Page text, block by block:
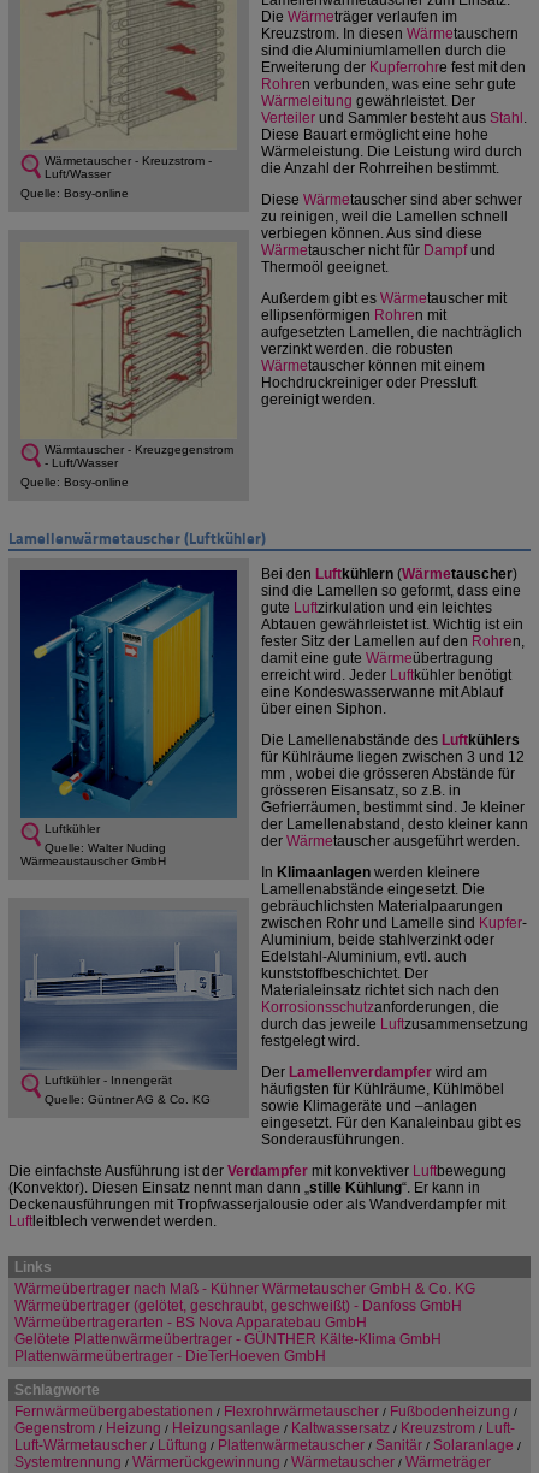
Wärmetauscher - Kreuzstrom -
Luft/Wasser
Quelle: Bosy-online
Wärmtauscher - Kreuzgegenstrom
- Luft/Wasser
Quelle: Bosy-online
Die Wärmeträger verlaufen im
Kreuzstrom. In diesen Wärmetauschern
sind die Aluminiumlamellen durch die
Erweiterung der Kupferrohre fest mit den
Rohren verbunden, was eine sehr gute
Wärmeleitung gewährleistet. Der
Verteiler und Sammler besteht aus Stahl .
Diese Bauart ermöglicht eine hohe
Wärmeleistung. Die Leistung wird durch
die Anzahl der Rohrreihen bestimmt.
Diese Wärmetauscher sind aber schwer
zu reinigen, weil die Lamellen schnell
verbiegen können. Aus sind diese
Wärmetauscher nicht für Dampfund
Thermoöl geeignet.
Außerdem gibt es Wärmetauscher mit
ellipsenförmigen Rohren mit
aufgesetzten Lamellen, die nachträglich
verzinkt werden. die robusten
Wärmetauscher können mit einem
Hochdruckreiniger oder Pressluft
gereinigt werden.
Lamellenwärmetauscher (Luftkühler)
Luftkühler
Quelle: Walter Nuding
Wärmeaustauscher GmbH
Luftkühler - Innengerät
Quelle: Güntner AG & Co. KG
Bei den Luftkühlern (Wärmetauscher)
sind die Lamellen so geformt, dass eine
gute Luftzirkulation und ein leichtes
Abtauen gewährleistet ist. Wichtig ist ein
fester Sitz der Lamellen auf den Rohren,
damit eine gute Wärmeübertragung
erreicht wird. Jeder Luftkühler benötigt
eine Kondeswasserwanne mit Ablauf
über einen Siphon.
Die Lamellenabstände des Luftkühlers
für Kühlräume liegen zwischen 3 und 12
mm , wobei die grösseren Abstände für
grösseren Eisansatz, so z.B. in
Gefrierräumen, bestimmt sind. Je kleiner
der Lamellenabstand, desto kleiner kann
der Wärmetauscher ausgeführt werden.
In Klimaanlagen werden kleinere
Lamellenabstände eingesetzt. Die
gebräuchlichsten Materialpaarungen
zwischen Rohr und Lamelle sind Kupfer-
Aluminium, beide stahlverzinkt oder
Edelstahl-Aluminium, evtl. auch
kunststoffbeschichtet. Der
Materialeinsatz richtet sich nach den
Korrosionsschutzanforderungen, die
durch das jeweile Luftzusammensetzung
festgelegt wird.
Der Lamellenverdampfer wird am
häufigsten für Kühlräume, Kühlmöbel
sowie Klimageräte und –anlagen
eingesetzt. Für den Kanaleinbau gibt es
Sonderausführungen.
Die einfachste Ausführung ist der Verdampfer mit konvektiver Luftbewegung
(Konvektor). Diesen Einsatz nennt man dann „stille Kühlung“. Er kann in
Deckenausführungen mit Tropfwasserjalousie oder als Wandverdampfer mit
Luft leitblech verwendet werden.
Links
Wärmeübertrager nach Maß - Kühner Wärmetauscher GmbH & Co. KG
Wärmeübertrager (gelötet, geschraubt, geschweißt) - Danfoss GmbH
Wärmeübertragerarten - BS Nova Apparatebau GmbH
Gelötete Plattenwärmeübertrager - GÜNTHER Kälte-Klima GmbH
Plattenwärmeübertrager - DieTerHoeven GmbH
Schlagworte
Fernwärmeübergabestationen / Flexrohrwärmetauscher / Fußbodenheizung /
Gegenstrom / Heizung / Heizungsanlage / Kaltwassersatz / Kreuzstrom / Luft-
Luft-Wärmetauscher / Lüftung / Plattenwärmetauscher / Sanitär / Solaranlage /
Systemtrennung / Wärmerückgewinnung / Wärmetauscher / Wärmeträger